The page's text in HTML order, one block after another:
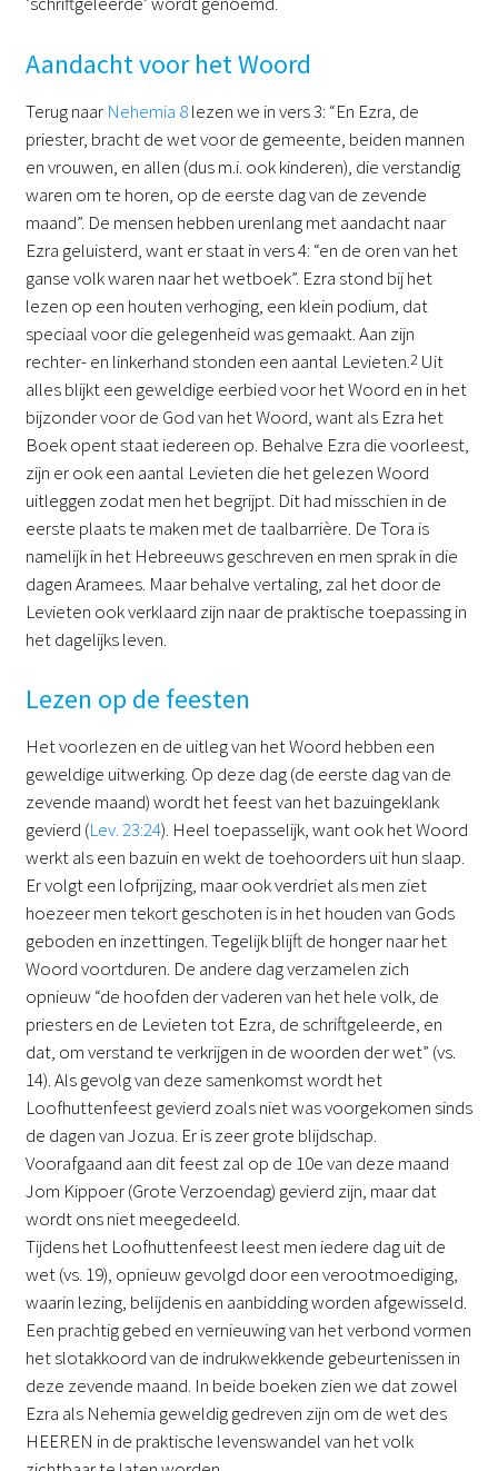
Aandacht voor het Woord
Terug naar Nehemia 8lezen we in vers 3: “En Ezra, de
priester, bracht de wet voor de gemeente, beiden mannen
en vrouwen, en allen (dus m.i. ook kinderen), die verstandig
waren om te horen, op de eerste dag van de zevende
maand”. De mensen hebben urenlang met aandacht naar
Ezra geluisterd, want er staat in vers 4: “en de oren van het
ganse volk waren naar het wetboek”. Ezra stond bij het
lezen op een houten verhoging, een klein podium, dat
speciaal voor die gelegenheid was gemaakt. Aan zijn
rechter- en linkerhand stonden een aantal Levieten.2 Uit
alles blijkt een geweldige eerbied voor het Woord en in het
bijzonder voor de God van het Woord, want als Ezra het
Boek opent staat iedereen op. Behalve Ezra die voorleest,
zijn er ook een aantal Levieten die het gelezen Woord
uitleggen zodat men het begrijpt. Dit had misschien in de
eerste plaats te maken met de taalbarrière. De Tora is
namelijk in het Hebreeuws geschreven en men sprak in die
dagen Aramees. Maar behalve vertaling, zal het door de
Levieten ook verklaard zijn naar de praktische toepassing in
het dagelijks leven.
Lezen op de feesten
Het voorlezen en de uitleg van het Woord hebben een
geweldige uitwerking. Op deze dag (de eerste dag van de
zevende maand) wordt het feest van het bazuingeklank
gevierd (Lev. 23:24). Heel toepasselijk, want ook het Woord
werkt als een bazuin en wekt de toehoorders uit hun slaap.
Er volgt een lofprijzing, maar ook verdriet als men ziet
hoezeer men tekort geschoten is in het houden van Gods
geboden en inzettingen. Tegelijk blijft de honger naar het
Woord voortduren. De andere dag verzamelen zich
opnieuw “de hoofden der vaderen van het hele volk, de
priesters en de Levieten tot Ezra, de schriftgeleerde, en
dat, om verstand te verkrijgen in de woorden der wet” (vs.
14). Als gevolg van deze samenkomst wordt het
Loofhuttenfeest gevierd zoals niet was voorgekomen sinds
de dagen van Jozua. Er is zeer grote blijdschap.
Voorafgaand aan dit feest zal op de 10e van deze maand
Jom Kippoer (Grote Verzoendag) gevierd zijn, maar dat
wordt ons niet meegedeeld.
Tijdens het Loofhuttenfeest leest men iedere dag uit de
wet (vs. 19), opnieuw gevolgd door een verootmoediging,
waarin lezing, belijdenis en aanbidding worden afgewisseld.
Een prachtig gebed en vernieuwing van het verbond vormen
het slotakkoord van de indrukwekkende gebeurtenissen in
deze zevende maand. In beide boeken zien we dat zowel
Ezra als Nehemia geweldig gedreven zijn om de wet des
HEEREN in de praktische levenswandel van het volk